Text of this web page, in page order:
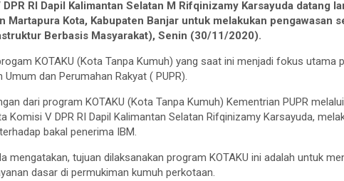
DPR RI Dapil Kalimantan Selatan M Rifqinizamy Karsayuda datang
Martapura Kota, Kabupaten Banjar untuk melakukan pengawasan
Berbasis Masyarakat), Senin (30/11/2020).
KOTAKU (Kota Tanpa Kumuh) yang saat ini menjadi fokus utama
dan Perumahan Rakyat ( PUPR).
dari program KOTAKU (Kota Tanpa Kumuh) Kementrian PUPR
Komisi V DPR RI Dapil Kalimantan Selatan Rifqinizamy Karsayuda,
bakal penerima IBM.
mengatakan, tujuan dilaksanakan program KOTAKU ini adalah untuk
dasar di permukiman kumuh perkotaan.